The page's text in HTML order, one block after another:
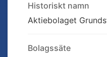
Historiskt namn
Aktiebolaget
Bolagssäte